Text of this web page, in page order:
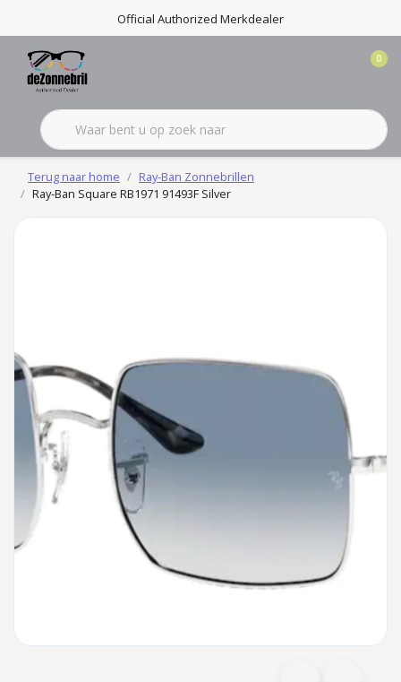
Official Authorized Merkdealer
0
Terug naar home
Ray-Ban Zonnebrillen
Ray-Ban Square RB1971 91493F Silver